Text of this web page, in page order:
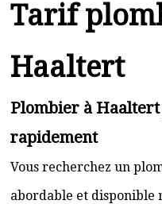
Tarif
Haaltert
Plombier à
rapidement
Vous recherchez un
abordable et disponible